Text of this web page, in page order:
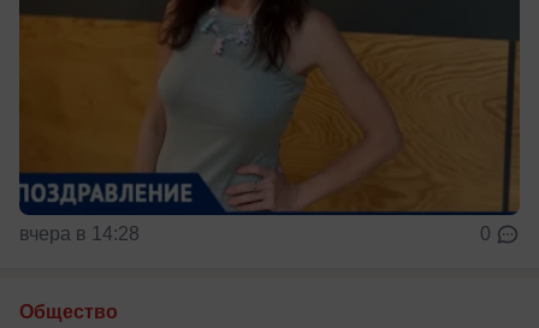
вчера в 14:28 0
Общество